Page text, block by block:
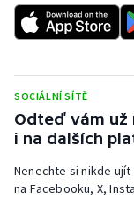
SOCIÁLNÍ SÍTĚ
Odteď vám už
i na dalších
Nenechte si nikde
na Facebooku, X,